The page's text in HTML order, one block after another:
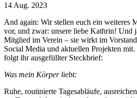
14 Aug. 2023
And again: Wir stellen euch ein weiteres
vor, und zwar: unsere liebe Kathrin! Und
Mitglied im Verein – sie wirkt im
Social Media und aktuellen Projekten
folgt ihr ausgefüllter Steckbrief:
Was mein Körper liebt:
Ruhe, routinierte Tagesabläufe,